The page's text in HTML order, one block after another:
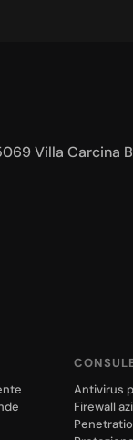
Villa Carcina
Antivirus
Firewall